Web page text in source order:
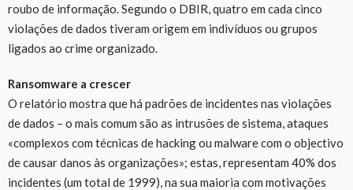
roubo de informação. Segundo o DBIR, quatro em cada cinco
violações de dados tiveram origem em indivíduos ou grupos
ligados ao crime organizado.
Ransomware a crescer
O relatório mostra que há padrões de incidentes nas violações
de dados – o mais comum são as intrusões de sistema, ataques
«complexos com técnicas de hacking ou malware com o objectivo
de causar danos às organizações»; estas, representam 40% dos
incidentes (um total de 1999), na sua maioria com motivações